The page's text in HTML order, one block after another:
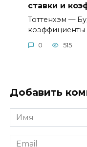
ставки и
Тоттенхэм —
коэффициенты
0 515
Добавить
Имя
*
Email